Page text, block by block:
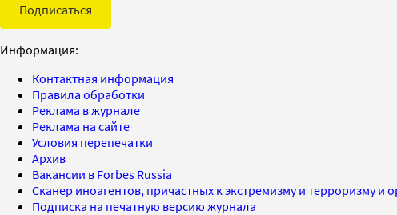
Подписаться
Информация:
Контактная информация
Правила обработки
Реклама в журнале
Реклама на сайте
Условия перепечатки
Архив
Вакансии в Forbes Russia
Сканер иноагентов, причастных к экстремизму и терроризму
Подписка на печатную версию журнала